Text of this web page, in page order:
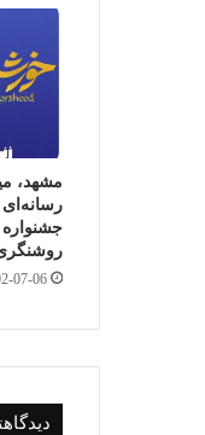
مشهد،
07-06